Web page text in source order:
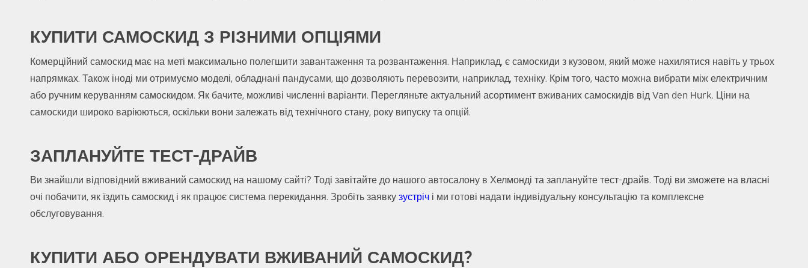
КУПИТИ САМОСКИД З РІЗНИМИ ОПЦІЯМИ
Комерційний самоскид має на меті максимально полегшити завантаження та розвантаження. Наприклад, є самоскиди з кузовом, який може нахилятися навіть у трьох
напрямках. Також іноді ми отримуємо моделі, обладнані пандусами, що дозволяють перевозити, наприклад, техніку. Крім того, часто можна вибрати між електричним
або ручним керуванням самоскидом. Як бачите, можливі численні варіанти. Перегляньте актуальний асортимент вживаних самоскидів від Van den Hurk. Ціни на
самоскиди широко варіюються, оскільки вони залежать від технічного стану, року випуску та опцій.
ЗАПЛАНУЙТЕ ТЕСТ-ДРАЙВ
Ви знайшли відповідний вживаний самоскид на нашому сайті? Тоді завітайте до нашого автосалону в Хелмонді та заплануйте тест-драйв. Тоді ви зможете на власні
очі побачити, як їздить самоскид і як працює система перекидання. Зробіть заявкузустріч і ми готові надати індивідуальну консультацію та комплексне
обслуговування.
КУПИТИ АБО ОРЕНДУВАТИ ВЖИВАНИЙ САМОСКИД?